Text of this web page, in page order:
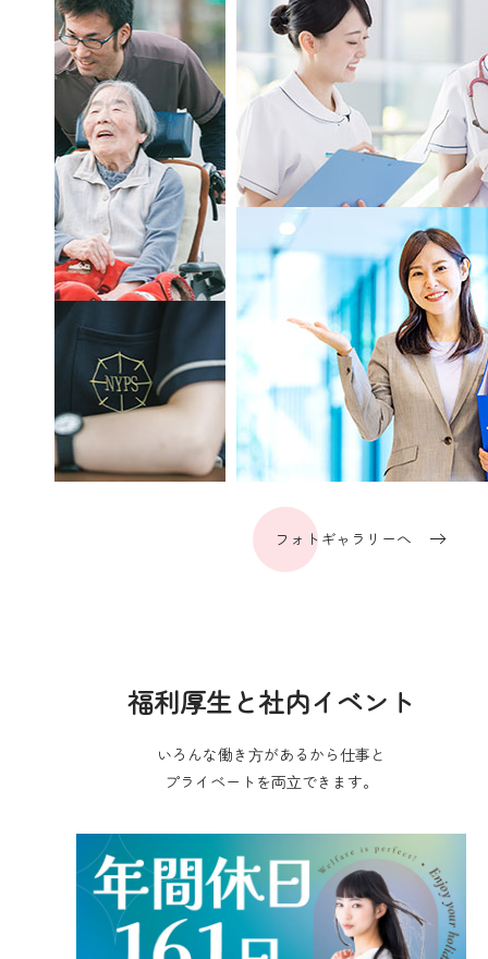
フォトギャラリーへ
福利厚生と社内イベント
いろんな働き⽅があるから仕事と
プライベートを両⽴できます。